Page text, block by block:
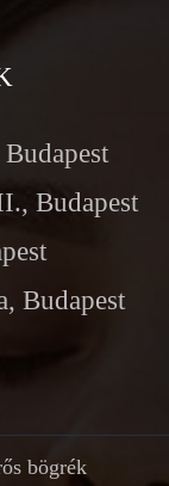
Budapest
Budapest
bögrék